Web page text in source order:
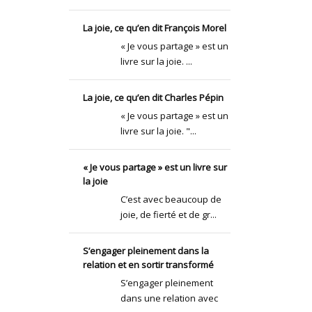
La joie, ce qu’en dit François Morel
« Je vous partage » est un
livre sur la joie. ...
La joie, ce qu’en dit Charles Pépin
« Je vous partage » est un
livre sur la joie. "...
« Je vous partage » est un livre sur
la joie
C’est avec beaucoup de
joie, de fierté et de gr...
S’engager pleinement dans la
relation et en sortir transformé
S’engager pleinement
dans une relation avec